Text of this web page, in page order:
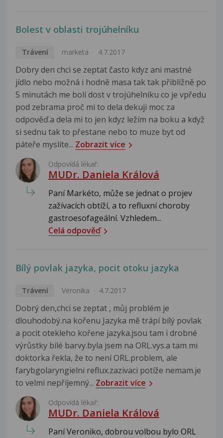
Bolest v oblasti trojúhelníku
Trávení marketa 4.7.2017
Dobry den chci se zeptat často kdyz ani mastné
jídlo nebo možná i hodně masa tak tak přibližně po
5 minutách me bolí dost v trojúhelníku co je vpředu
pod zebrama proč mi to dela dekuji moc za
odpověď.a dela mi to jen kdyz ležím na boku a když
si sednu tak to přestane nebo to muze byt od
páteře myslíte... Zobrazit více
Odpovídá lékař:
MUDr. Daniela Králová
Paní Markéto, může se jednat o projev
zažívacích obtíží, a to refluxní choroby
gastroesofageální. Vzhledem...
Celá odpověď
Bílý povlak jazyka, pocit otoku jazyka
Trávení Veronika 4.7.2017
Dobrý den,chci se zeptat , můj problém je
dlouhodobý.na kořenu Jazyka mě trápí bílý povlak
a pocit otekleho kořene jazyka.jsou tam i drobné
výrůstky bílé barvy.byla jsem na ORL.vys.a tam mi
doktorka řekla, že to není ORL.problem, ale
farybgolaryngielni reflux.zazivaci potíže nemam.je
to velmi nepříjemný... Zobrazit více
Odpovídá lékař:
MUDr. Daniela Králová
Paní Veroniko, dobrou volbou bylo ORL